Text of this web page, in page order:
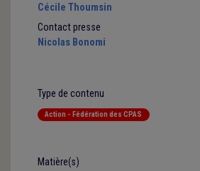
Cécile Thoumsin
Contact presse
Nicolas Bonomi
Type de contenu
Action - Fédération des CPAS
Matière(s)